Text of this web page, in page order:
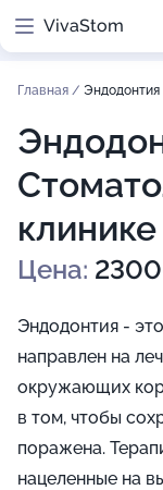
VivaStom
Главная / Эндодонтия
Цена:
Эндодонтия -
направлен на
окружающих
в том, чтобы
поражена.
нацеленные на